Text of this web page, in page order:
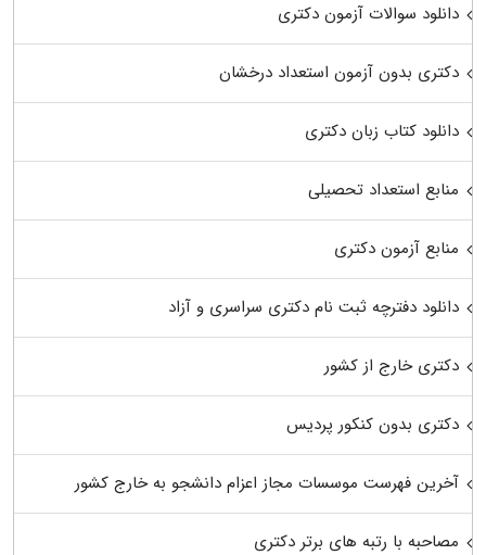
دانلود سوالات آزمون دکتری
دکتری بدون آزمون استعداد درخشان
دانلود کتاب زبان دکتری
منابع استعداد تحصیلی
منابع آزمون دکتری
دانلود دفترچه ثبت نام دکتری سراسری و آزاد
دکتری خارج از کشور
دکتری بدون کنکور پردیس
آخرین فهرست موسسات مجاز اعزام دانشجو به خارج کشور
مصاحبه با رتبه های برتر دکتری